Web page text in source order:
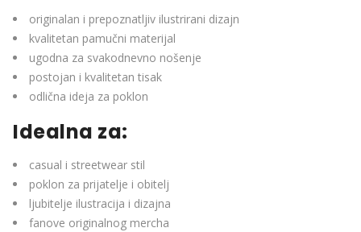
originalan i prepoznatljiv ilustrirani dizajn
kvalitetan pamučni materijal
ugodna za svakodnevno nošenje
postojan i kvalitetan tisak
odlična ideja za poklon
Idealna za:
casual i streetwear stil
poklon za prijatelje i obitelj
ljubitelje ilustracija i dizajna
fanove originalnog mercha